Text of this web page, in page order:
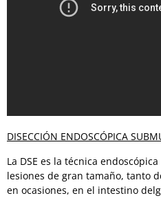
DISECCIÓN ENDOSCÓPICA
La DSE es la técnica
lesiones de gran tamaño, tanto
en ocasiones, en el intestino